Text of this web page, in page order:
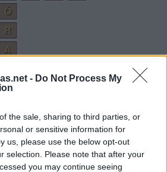
- Do Not Process My
the sale, sharing to third parties, or
or sensitive information for
us, please use the below opt-out
selection. Please note that after your
you may continue seeing
Ó
R
A
A
Ó
N
A
A
R